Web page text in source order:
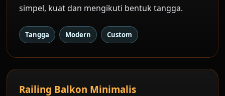
simpel, kuat dan mengikuti bentuk tangga.
Tangga Modern Custom
Railing Balkon Minimalis